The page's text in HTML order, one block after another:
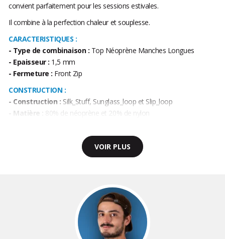
convient parfaitement pour les sessions estivales.
Il combine à la perfection chaleur et souplesse.
CARACTERISTIQUES :
- Type de combinaison : Top Néoprène Manches Longues
- Epaisseur : 1,5 mm
- Fermeture : Front Zip
CONSTRUCTION :
- Construction : Silk_Stuff, Sunglass_loop et Slip_loop
- Matière : 80% de néoprène et 20% de nylon
VOIR PLUS